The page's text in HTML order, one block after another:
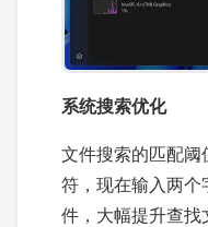
系统搜索优化
文件搜索的匹配
符，现在输入两
件，大幅提升查